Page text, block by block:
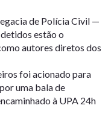
de Polícia Civil —
estão o
autores diretos dos
foi acionado para
uma bala de
à UPA 24h